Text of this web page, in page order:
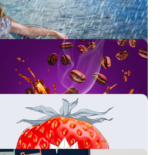
анимация для
Пицца
раскадровки и